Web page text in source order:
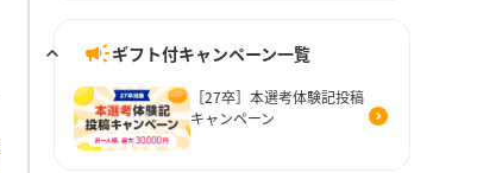
ギフト付キャンペーン一覧
［27卒］本選考体験記投稿
キャンペーン